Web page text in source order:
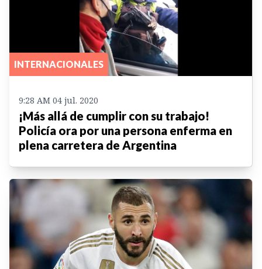
INTERNACIONALES
9:28 AM 04 jul. 2020
¡Más allá de cumplir con su trabajo!
Policía ora por una persona enferma en
plena carretera de Argentina